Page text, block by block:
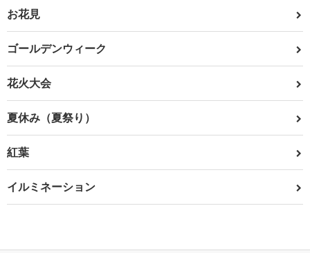
お花見
ゴールデンウィーク
花火大会
夏休み（夏祭り）
紅葉
イルミネーション